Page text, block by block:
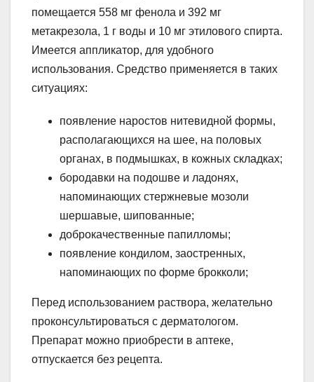
помещается 558 мг фенола и 392 мг
метакрезола, 1 г воды и 10 мг этилового спирта.
Имеется аппликатор, для удобного
использования. Средство применяется в таких
ситуациях:
появление наростов нитевидной формы,
располагающихся на шее, на половых
органах, в подмышках, в кожных складках;
бородавки на подошве и ладонях,
напоминающих стержневые мозоли
шершавые, шипованные;
доброкачественные папилломы;
появление кондилом, заостренных,
напоминающих по форме брокколи;
Перед использованием раствора, желательно
проконсультироваться с дерматологом.
Препарат можно приобрести в аптеке,
отпускается без рецепта.